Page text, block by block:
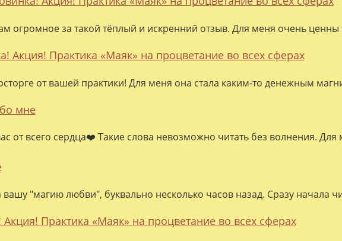
огромное за такой тёплый и искренний отзыв. Для меня очень ценны
Акция! Практика «Маяк» на процветание во всех сферах
от вашей практики! Для меня она стала каким-то денежным
мне
от всего сердца❤️ Такие слова невозможно читать без волнения.
вашу "магию любви", буквально несколько часов назад. Сразу начала
Практика «Маяк» на процветание во всех сферах